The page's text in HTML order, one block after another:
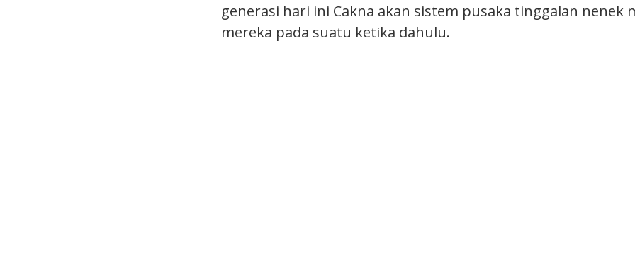
generasi hari ini Cakna akan sistem pusaka tinggalan nenek
mereka pada suatu ketika dahulu.